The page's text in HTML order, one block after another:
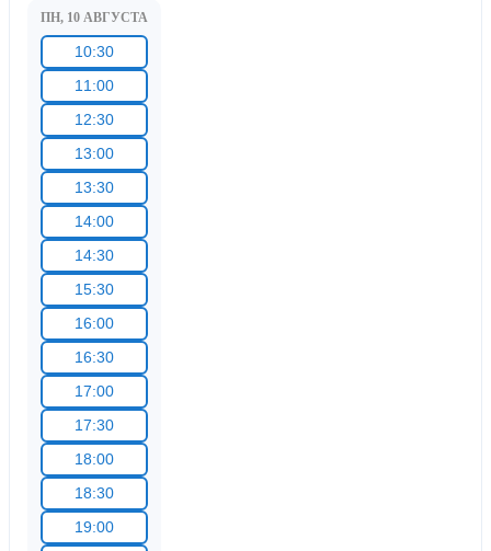
ПН, 10 АВГУСТА
10:30
11:00
12:30
13:00
13:30
14:00
14:30
15:30
16:00
16:30
17:00
17:30
18:00
18:30
19:00